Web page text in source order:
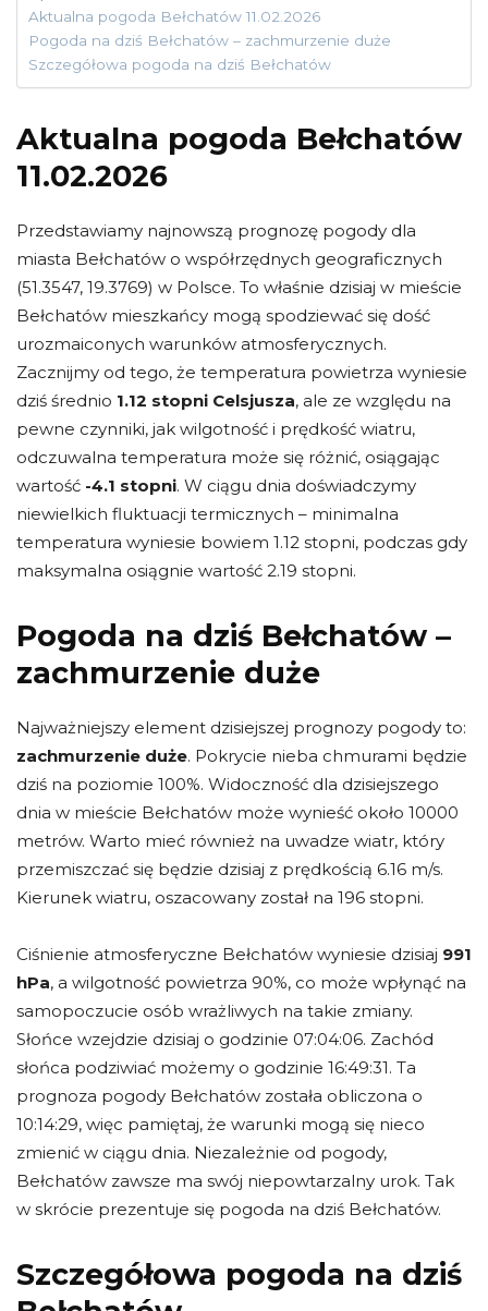
Aktualna pogoda Bełchatów 11.02.2026
Pogoda na dziś Bełchatów – zachmurzenie duże
Szczegółowa pogoda na dziś Bełchatów
Aktualna pogoda Bełchatów
11.02.2026
Przedstawiamy najnowszą prognozę pogody dla
miasta Bełchatów o współrzędnych geograficznych
(51.3547, 19.3769) w Polsce. To właśnie dzisiaj w mieście
Bełchatów mieszkańcy mogą spodziewać się dość
urozmaiconych warunków atmosferycznych.
Zacznijmy od tego, że temperatura powietrza wyniesie
dziś średnio 1.12 stopni Celsjusza, ale ze względu na
pewne czynniki, jak wilgotność i prędkość wiatru,
odczuwalna temperatura może się różnić, osiągając
wartość -4.1 stopni. W ciągu dnia doświadczymy
niewielkich fluktuacji termicznych – minimalna
temperatura wyniesie bowiem 1.12 stopni, podczas gdy
maksymalna osiągnie wartość 2.19 stopni.
Pogoda na dziś Bełchatów –
zachmurzenie duże
Najważniejszy element dzisiejszej prognozy pogody to:
zachmurzenie duże. Pokrycie nieba chmurami będzie
dziś na poziomie 100%. Widoczność dla dzisiejszego
dnia w mieście Bełchatów może wynieść około 10000
metrów. Warto mieć również na uwadze wiatr, który
przemiszczać się będzie dzisiaj z prędkością 6.16 m/s.
Kierunek wiatru, oszacowany został na 196 stopni.
Ciśnienie atmosferyczne Bełchatów wyniesie dzisiaj 991
hPa, a wilgotność powietrza 90%, co może wpłynąć na
samopoczucie osób wrażliwych na takie zmiany.
Słońce wzejdzie dzisiaj o godzinie 07:04:06. Zachód
słońca podziwiać możemy o godzinie 16:49:31. Ta
prognoza pogody Bełchatów została obliczona o
10:14:29, więc pamiętaj, że warunki mogą się nieco
zmienić w ciągu dnia. Niezależnie od pogody,
Bełchatów zawsze ma swój niepowtarzalny urok. Tak
w skrócie prezentuje się pogoda na dziś Bełchatów.
Szczegółowa pogoda na dziś